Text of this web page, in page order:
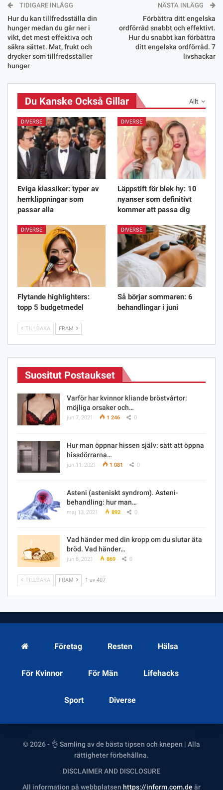
TIDIGARE INLÄGG
Hur du kan tillfredsställa din
hunger medan du går ner i
vikt, det mest effektiva och
säkra sättet. Mat, frukt och
drycker som tillfredsställer
hunger
NÄSTA INLÄGG
Förbättra ditt engelska
ordförråd snabbt och effektivt.
Hur du snabbt kan förbättra
ditt engelska ordförråd. 7
livshackar
Allt
Du Kanske Också Gillar
DIVERSE
Eviga klassiker: typer av
herrklippningar som
passar alla
DIVERSE
Läppstift för blek hy: 10
nyanser som definitivt
kommer att passa dig
DIVERSE
Flytande highlighters:
topp 5 budgetmedel
DIVERSE
Så börjar sommaren: 6
behandlingar i juni
TILLBAKA FRAM
Suositut Postaukset
Varför har kvinnor kliande bröstvårtor:
möjliga orsaker och…
jun 7, 2021 1 246 0
Hur man öppnar hissen själv: sätt att öppna
hissdörrarna…
jun 11, 2021 1 081 0
Asteni (asteniskt syndrom). Asteni-
behandling: hur man…
maj 13, 2021 892 0
Vad händer med din kropp om du slutar äta
bröd. Vad händer…
jun 8, 2021 869 0
TILLBAKA FRAM 1 av 407
Företag Resten Hälsa
För Kvinnor För Män Lifehacks
Sport Diverse
© 2026 - 👌 Samling av de bästa tipsen och knepen | Alla
rättigheter förbehållna.
DISCLAIMER AND DISCLOSURE
All information på webbplatsen https://inform.com.de är